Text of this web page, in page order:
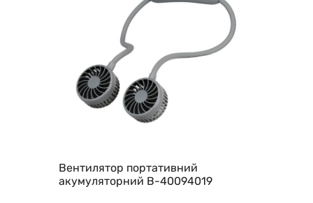
Вентилятор портативний
акумуляторний B-40094019